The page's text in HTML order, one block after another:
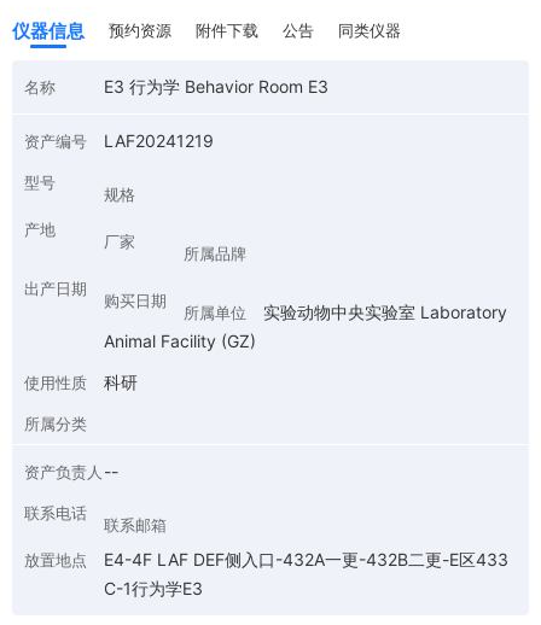
仪器信息 预约资源 附件下载 公告 同类仪器
名称 E3 行为学 Behavior Room E3
资产编号 LAF20241219
型号
规格
产地
厂家
所属品牌
出产日期
购买日期
所属单位
实验动物中央实验室 Laboratory
Animal Facility (GZ)
使用性质 科研
所属分类
资产负责人 --
联系电话
联系邮箱
放置地点
E4-4F LAF DEF侧入口-432A一更-432B二更-E区433
C-1行为学E3